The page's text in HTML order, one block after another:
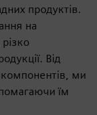
продуктів.
на
Від
ми
їм